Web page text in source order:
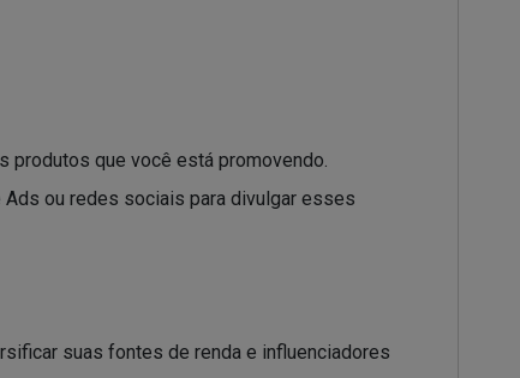
produtos que você está promovendo.
ou redes sociais para divulgar esses
suas fontes de renda e influenciadores